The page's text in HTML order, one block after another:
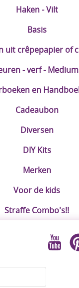
Haken - Vilt
Basis
uit crêpepapier of
- verf -
en
Cadeaubon
Diversen
DIY Kits
Merken
Voor de kids
Straffe Combo's!!